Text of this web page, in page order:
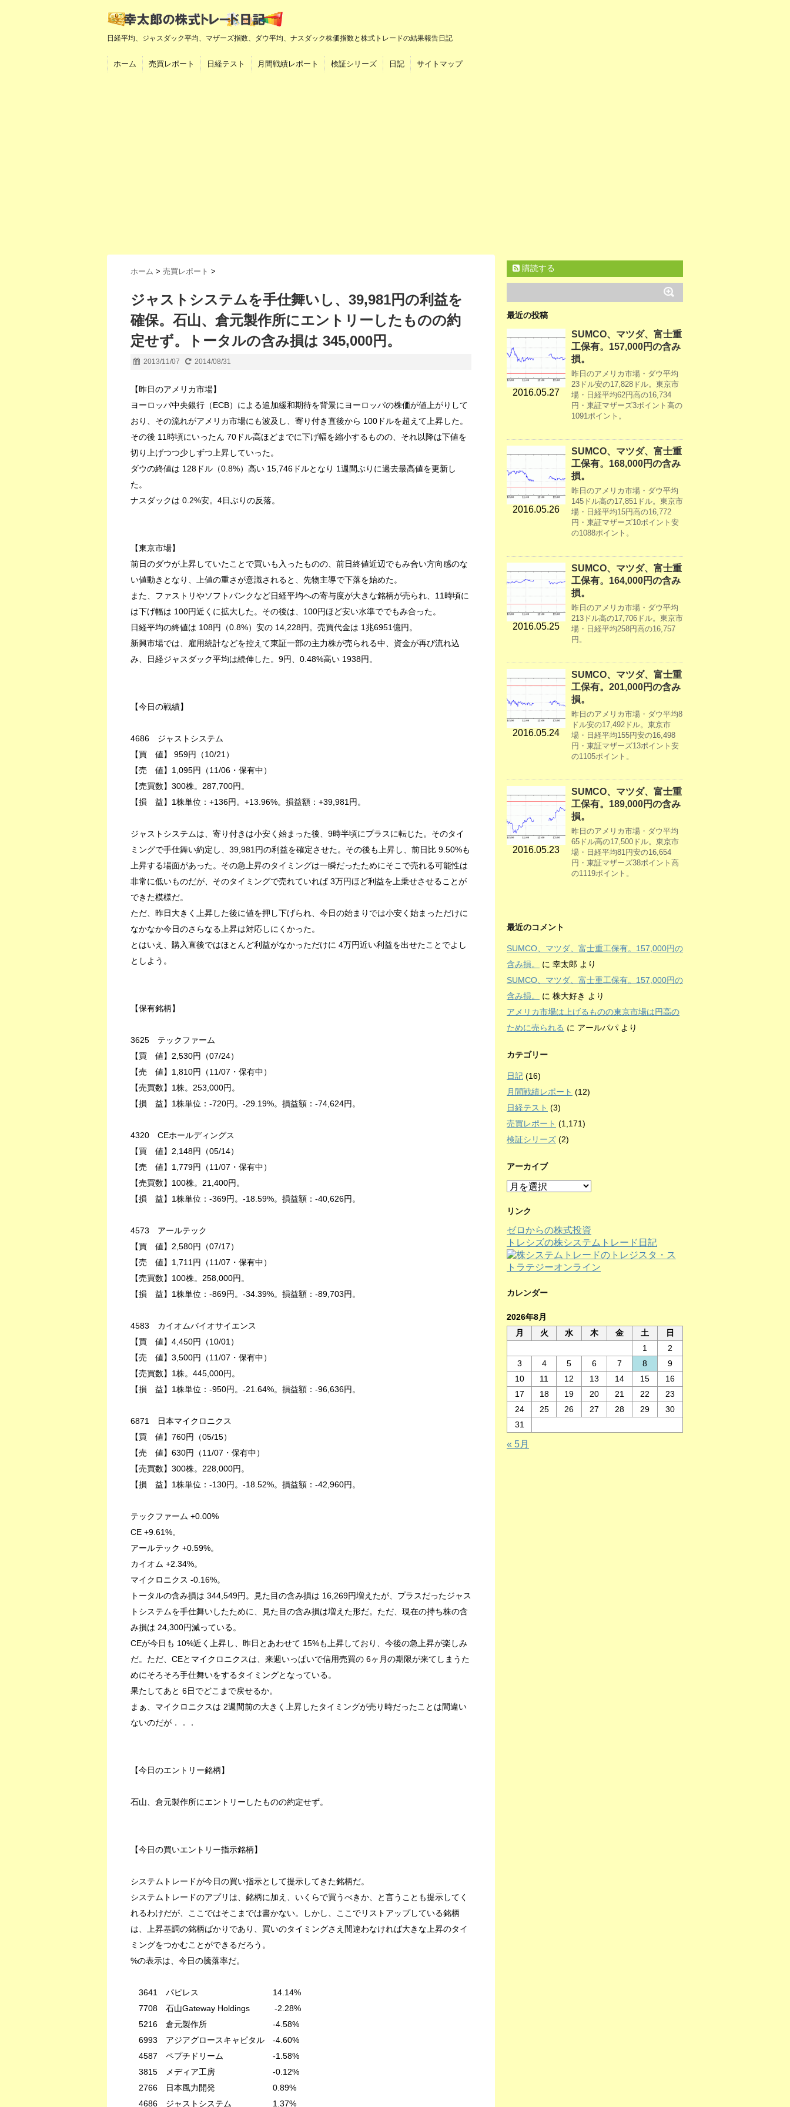
日経平均、ジャスダック平均、マザーズ指数、ダウ平均、ナスダック株価指数と株式トレードの結果報告日記
ホーム 売買レポート 日経テスト 月間戦績レポート 検証シリーズ 日記 サイトマップ
ホーム > 売買レポート >
ジャストシステムを手仕舞いし、39,981円の利益を
確保。石山、倉元製作所にエントリーしたものの約
定せず。トータルの含み損は 345,000円。
2013/11/07 2014/08/31
【昨日のアメリカ市場】
ヨーロッパ中央銀行（ECB）による追加緩和期待を背景にヨーロッパの株価が値上がりして
おり、その流れがアメリカ市場にも波及し、寄り付き直後から 100ドルを超えて上昇した。
その後 11時頃にいったん 70ドル高ほどまでに下げ幅を縮小するものの、それ以降は下値を
切り上げつつ少しずつ上昇していった。
ダウの終値は 128ドル（0.8%）高い 15,746ドルとなり 1週間ぶりに過去最高値を更新し
た。
ナスダックは 0.2%安。4日ぶりの反落。
【東京市場】
前日のダウが上昇していたことで買いも入ったものの、前日終値近辺でもみ合い方向感のな
い値動きとなり、上値の重さが意識されると、先物主導で下落を始めた。
また、ファストリやソフトバンクなど日経平均への寄与度が大きな銘柄が売られ、11時頃に
は下げ幅は 100円近くに拡大した。その後は、100円ほど安い水準ででもみ合った。
日経平均の終値は 108円（0.8%）安の 14,228円。売買代金は 1兆6951億円。
新興市場では、雇用統計などを控えて東証一部の主力株が売られる中、資金が再び流れ込
み、日経ジャスダック平均は続伸した。9円、0.48%高い 1938円。
【今日の戦績】
4686 ジャストシステム
【買 値】 959円（10/21）
【売 値】1,095円（11/06・保有中）
【売買数】300株。287,700円。
【損 益】1株単位：+136円。+13.96%。損益額：+39,981円。
ジャストシステムは、寄り付きは小安く始まった後、9時半頃にプラスに転じた。そのタイ
ミングで手仕舞い約定し、39,981円の利益を確定させた。その後も上昇し、前日比 9.50%も
上昇する場面があった。その急上昇のタイミングは一瞬だったためにそこで売れる可能性は
非常に低いものだが、そのタイミングで売れていれば 3万円ほど利益を上乗せさせることが
できた模様だ。
ただ、昨日大きく上昇した後に値を押し下げられ、今日の始まりでは小安く始まっただけに
なかなか今日のさらなる上昇は対応しにくかった。
とはいえ、購入直後ではほとんど利益がなかっただけに 4万円近い利益を出せたことでよし
としよう。
【保有銘柄】
3625 テックファーム
【買 値】2,530円（07/24）
【売 値】1,810円（11/07・保有中）
【売買数】1株。253,000円。
【損 益】1株単位：-720円。-29.19%。損益額：-74,624円。
4320 CEホールディングス
【買 値】2,148円（05/14）
【売 値】1,779円（11/07・保有中）
【売買数】100株。21,400円。
【損 益】1株単位：-369円。-18.59%。損益額：-40,626円。
4573 アールテック
【買 値】2,580円（07/17）
【売 値】1,711円（11/07・保有中）
【売買数】100株。258,000円。
【損 益】1株単位：-869円。-34.39%。損益額：-89,703円。
4583 カイオムバイオサイエンス
【買 値】4,450円（10/01）
【売 値】3,500円（11/07・保有中）
【売買数】1株。445,000円。
【損 益】1株単位：-950円。-21.64%。損益額：-96,636円。
6871 日本マイクロニクス
【買 値】760円（05/15）
【売 値】630円（11/07・保有中）
【売買数】300株。228,000円。
【損 益】1株単位：-130円。-18.52%。損益額：-42,960円。
テックファーム +0.00%
CE +9.61%。
アールテック +0.59%。
カイオム +2.34%。
マイクロニクス -0.16%。
トータルの含み損は 344,549円。見た目の含み損は 16,269円増えたが、プラスだったジャス
トシステムを手仕舞いしたために、見た目の含み損は増えた形だ。ただ、現在の持ち株の含
み損は 24,300円減っている。
CEが今日も 10%近く上昇し、昨日とあわせて 15%も上昇しており、今後の急上昇が楽しみ
だ。ただ、CEとマイクロニクスは、来週いっぱいで信用売買の 6ヶ月の期限が来てしまうた
めにそろそろ手仕舞いをするタイミングとなっている。
果たしてあと 6日でどこまで戻せるか。
まぁ、マイクロニクスは 2週間前の大きく上昇したタイミングが売り時だったことは間違い
ないのだが．．．
【今日のエントリー銘柄】
石山、倉元製作所にエントリーしたものの約定せず。
【今日の買いエントリー指示銘柄】
システムトレードが今日の買い指示として提示してきた銘柄だ。
システムトレードのアプリは、銘柄に加え、いくらで買うべきか、と言うことも提示してく
れるわけだが、ここではそこまでは書かない。しかし、ここでリストアップしている銘柄
は、上昇基調の銘柄ばかりであり、買いのタイミングさえ間違わなければ大きな上昇のタイ
ミングをつかむことができるだろう。
%の表示は、今日の騰落率だ。
3641 パピレス 14.14%
7708 石山Gateway Holdings -2.28%
5216 倉元製作所 -4.58%
6993 アジアグロースキャピタル -4.60%
4587 ペプチドリーム -1.58%
3815 メディア工房 -0.12%
2766 日本風力開発 0.89%
4686 ジャストシステム 1.37%
購読する
最近の投稿
2016.05.27
SUMCO、マツダ、富士重
工保有。157,000円の含み
損。
昨日のアメリカ市場・ダウ平均
23ドル安の17,828ドル。東京市
場・日経平均62円高の16,734
円・東証マザーズ3ポイント高の
1091ポイント。
2016.05.26
SUMCO、マツダ、富士重
工保有。168,000円の含み
損。
昨日のアメリカ市場・ダウ平均
145ドル高の17,851ドル。東京市
場・日経平均15円高の16,772
円・東証マザーズ10ポイント安
の1088ポイント。
2016.05.25
SUMCO、マツダ、富士重
工保有。164,000円の含み
損。
昨日のアメリカ市場・ダウ平均
213ドル高の17,706ドル。東京市
場・日経平均258円高の16,757
円。
2016.05.24
SUMCO、マツダ、富士重
工保有。201,000円の含み
損。
昨日のアメリカ市場・ダウ平均8
ドル安の17,492ドル。東京市
場・日経平均155円安の16,498
円・東証マザーズ13ポイント安
の1105ポイント。
2016.05.23
SUMCO、マツダ、富士重
工保有。189,000円の含み
損。
昨日のアメリカ市場・ダウ平均
65ドル高の17,500ドル。東京市
場・日経平均81円安の16,654
円・東証マザーズ38ポイント高
の1119ポイント。
最近のコメント
SUMCO、マツダ、富士重工保有。157,000円の
含み損。
に 幸太郎 より
SUMCO、マツダ、富士重工保有。157,000円の
含み損。
に 株大好き より
アメリカ市場は上げるものの東京市場は円高の
ために売られる に アールパパ より
カテゴリー
日記 (16)
月間戦績レポート (12)
日経テスト (3)
売買レポート (1,171)
検証シリーズ (2)
アーカイブ
ア
カ
ブ
リンク
ゼロからの株式投資
トレシズの株システムトレード日記
カレンダー
2026年8月
月
火 水 木 金 土
日
1
2
3
4 5 6 7 8
9
10
11 12 13 14 15
16
17
18 19 20 21 22
23
24
25 26 27 28 29
30
31
« 5月